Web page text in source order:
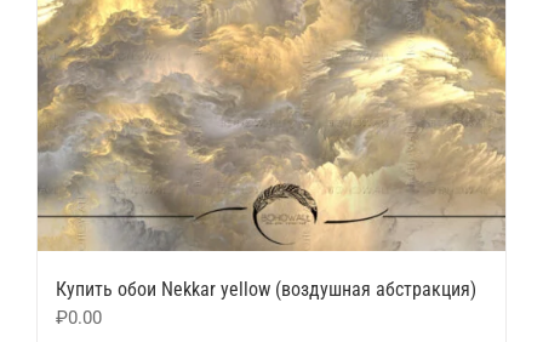
Купить обои Nekkar yellow (воздушная абстракция)
₽0.00